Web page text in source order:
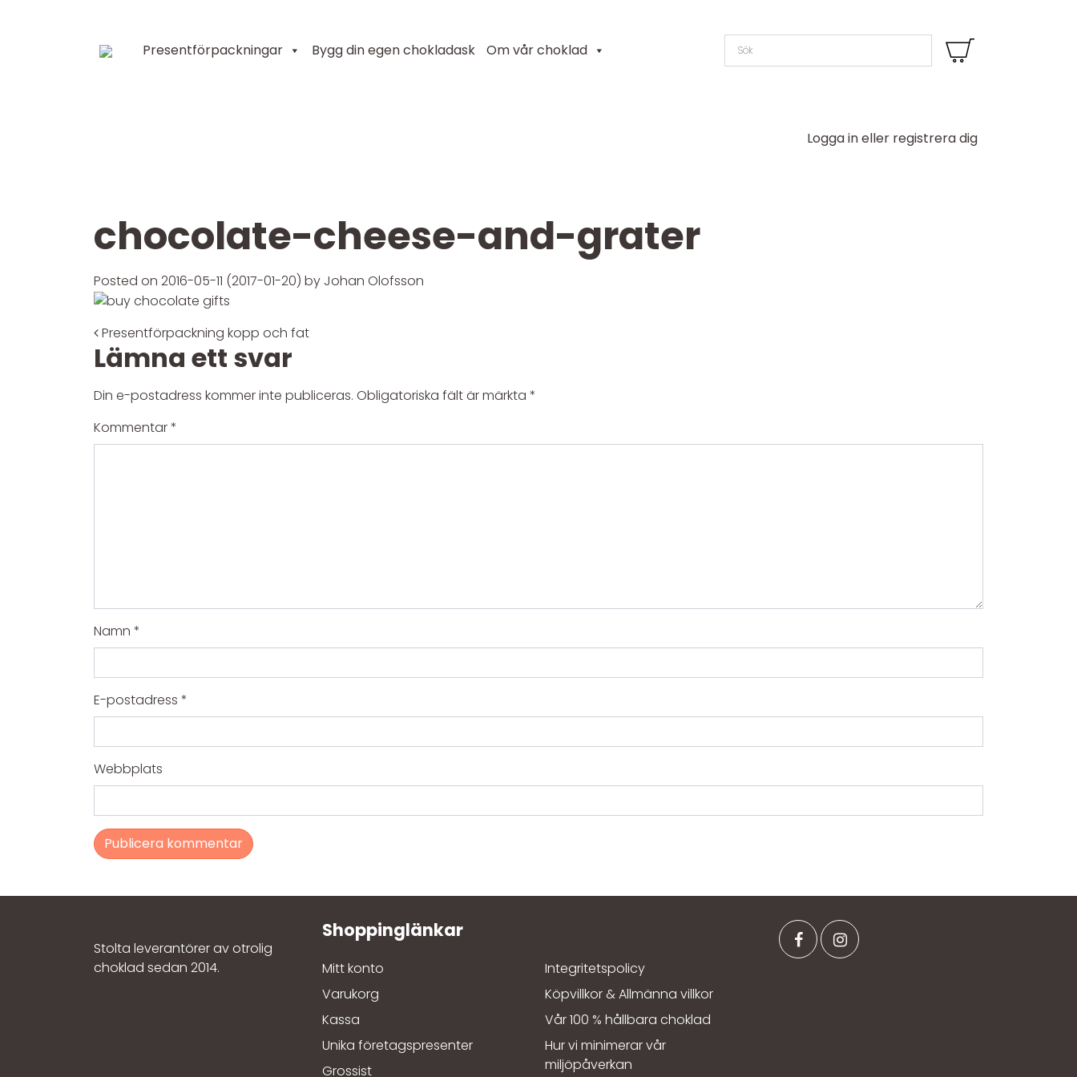
Presentförpackningar Bygg din egen chokladask Om vår choklad
Logga in eller registrera dig
chocolate-cheese-and-grater
Posted on 2016-05-11 (2017-01-20) by Johan Olofsson
Post navigation
Presentförpackning kopp och fat
Lämna ett svar
Din e-postadress kommer inte publiceras. Obligatoriska fält är märkta *
Kommentar*
Namn *
E-postadress *
Webbplats
Stolta leverantörer av otrolig
choklad sedan 2014.
Mitt konto
Varukorg
Kassa
Unika företagspresenter
Grossist
Integritetspolicy
Köpvillkor & Allmänna villkor
Vår 100 % hållbara choklad
Hur vi minimerar vår
miljöpåverkan